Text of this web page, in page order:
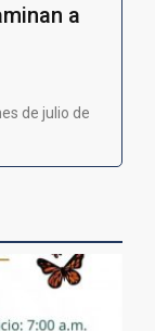
a
de julio de